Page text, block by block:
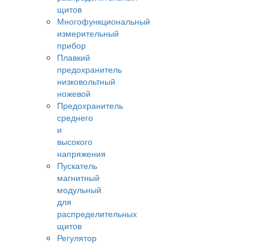
щитов
Многофункциональный
измерительный
прибор
Плавкий
предохранитель
низковольтный
ножевой
Предохранитель
среднего
и
высокого
напряжения
Пускатель
магнитный
модульный
для
распределительных
щитов
Регулятор